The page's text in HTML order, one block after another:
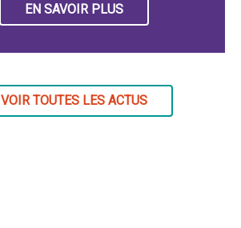
EN SAVOIR PLUS
VOIR TOUTES LES ACTUS